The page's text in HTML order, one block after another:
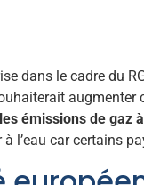
dans le cadre du
émissions de gaz
car certains